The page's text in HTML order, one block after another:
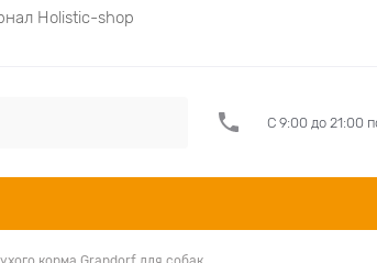
Holistic-shop
С 9:00 до 21:00